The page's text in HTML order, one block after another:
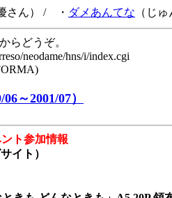
さん） / ・ ダメあんてな （じ
らどうぞ。
neodame/hns/i/index.cgi
～2001/07）
ト参加情報
イト）